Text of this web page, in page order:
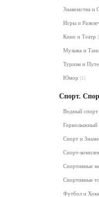
Знакомства и
Игры и
Кино и Театр
Музыка и
Туризм и
Юмор [1]
Спорт.
Водный спорт
Горнолыжный
Спорт и
Спорт-
Спортивные
Спортивные
Футбол и